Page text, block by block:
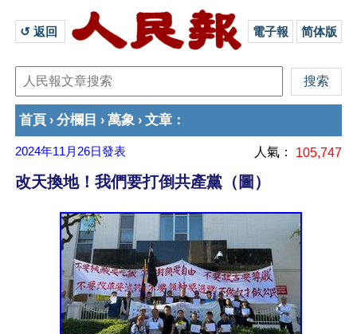
↺ 返回 電子報 简体版
首頁 › 分欄目 › 萬象 › 文章 ：
2024年11月26日發表 人氣： 105,747
改天換地！我們要打倒共產黨（圖）